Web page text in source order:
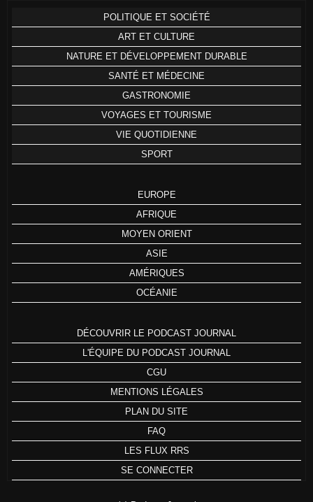
POLITIQUE ET SOCIÉTÉ
ART ET CULTURE
NATURE ET DÉVELOPPEMENT DURABLE
SANTÉ ET MÉDECINE
GASTRONOMIE
VOYAGES ET TOURISME
VIE QUOTIDIENNE
SPORT
EUROPE
AFRIQUE
MOYEN ORIENT
ASIE
AMÉRIQUES
OCÉANIE
DÉCOUVRIR LE PODCAST JOURNAL
L'ÉQUIPE DU PODCAST JOURNAL
CGU
MENTIONS LÉGALES
PLAN DU SITE
FAQ
LES FLUX RRS
SE CONNECTER